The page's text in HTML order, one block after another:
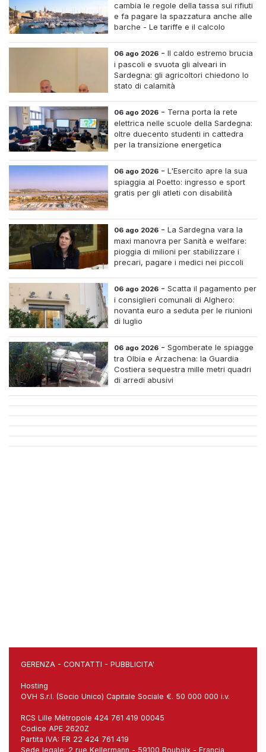
cambia le regole della tassa sui rifiuti
e fa pagare la spazzatura anche alle
barche - Le tariffe e il calcolo
06 ago 2026 -Il caldo estremo brucia
i pascoli e svuota gli alveari in
Sardegna: gli agricoltori chiedono lo
stato di calamità
06 ago 2026 - Terna porta la rete
elettrica nelle scuole della Sardegna:
oltre duecento studenti in cattedra
per la transizione energetica
06 ago 2026 -L'Esercito apre la sua
spiaggia al Poetto: ingresso e sport
gratis per gli atleti con disabilità
06 ago 2026 -La Sardegna vara la
maxi manovra per Sanità e welfare:
pioggia di milioni per stabilizzare i
precari, pagare i medici nei piccoli
case di riposo.
06 ago 2026 -Scatta il pagamento per
i consiglieri comunali di Alghero:
novanta euro a seduta per le riunioni
di luglio
06 ago 2026 -Sgomberate le spiagge
tra Olbia e Arzachena: la Guardia
Costiera sequestra mille metri quadri
di arredi abusivi
GERENZA - CONTATTI - PUBBLICITA'
Hosting
OVH S.r.l. (Socio Unico) Capitale Sociale €. 50 000 000 i.v.
RCS Lille Mètropole 424 761 419 00045
Codice APE 2620Z
Partita IVA: FR 22 424 761 419
Sede legale: 2 rue Kellermann - 59100 Roubaix - Francia